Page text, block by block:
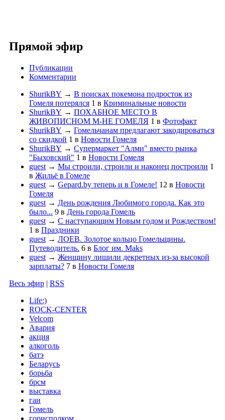
Прямой эфир
Публикации
Комментарии
ShurikBY → В поисках покемона подросток из
Гомеля потерялся 1 в Криминальные новости
ShurikBY → ПОХАБНОЕ МЕСТО В
ЖИВОПИСНОМ М-НЕ ГОМЕЛЯ 1 в Фотофакт
ShurikBY → Гомельчанам предлагают закодироваться
со скидкой 1 в Новости Гомеля
ShurikBY → Супермаркет "Алми" вместо рынка
"Быховский" 1 в Новости Гомеля
guest → Мы строили, строили и наконец построили 1
в Жильё в Гомеле
guest → Gepard.by теперь и в Гомеле! 12 в Новости
Гомеля
guest → День рождения Любимого города. Как это
было... 9 в День города Гомель
guest → С наступающим Новым годом и Рождеством!
1 в Праздники
guest → ЛОЕВ. Золотое кольцо Гомельщины.
Путеводитель. 6 в Блог им. Maks
guest → Женщину лишили декретных из-за высокой
зарплаты? 7 в Новости Гомеля
Весь эфир | RSS
Life:)
ROCK-CENTER
Velcom
Авария
акция
алкоголь
батэ
Беларусь
борьба
брсм
выставка
гаи
Гомель